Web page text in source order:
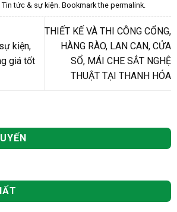
Tin tức & sự kiện. Bookmark the permalink.
kiện,
giá tốt
THIẾT KẾ VÀ THI CÔNG CỔNG,
HÀNG RÀO, LAN CAN, CỬA
SỔ, MÁI CHE SẮT NGHỆ
THUẬT TẠI THANH HÓA